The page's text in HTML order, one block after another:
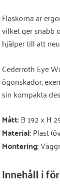
Flaskorna är
vilket ger snabb
hjälper till att
Cederroth Eye
ögonskador,
sin kompakta
Mått:B 192 x H
Material:Plast
Montering:
Innehåll i